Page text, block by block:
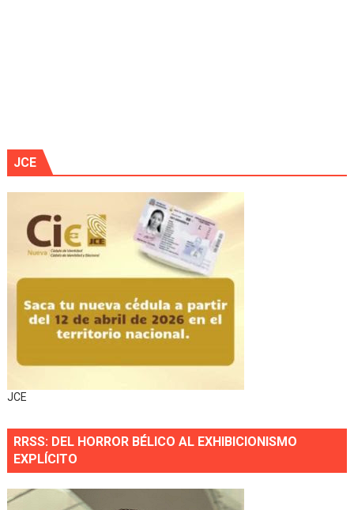
JCE
JCE
RRSS: DEL HORROR BÉLICO AL EXHIBICIONISMO
EXPLÍCITO